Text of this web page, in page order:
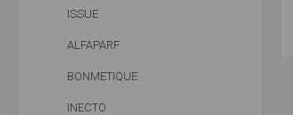
ISSUE
ALFAPARF
BONMETIQUE
INECTO